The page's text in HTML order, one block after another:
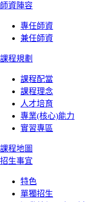
師資陣容
專任師資
兼任師資
課程規劃
課程配當
課程理念
人才培育
專業(核心)能力
實習專區
課程地圖
招生事宜
特色
單獨招生